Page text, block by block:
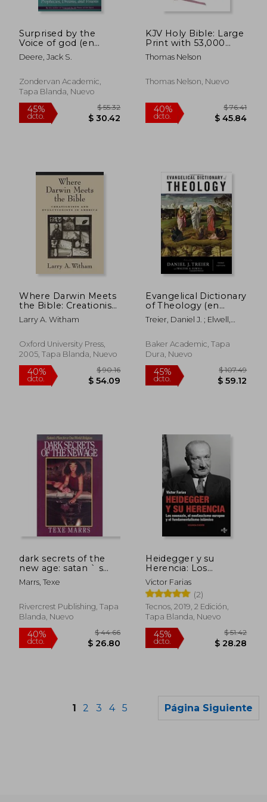
40%
dcto.
45%
dcto.
$ 203.60
Surprised by the
Voice of god (en
Inglés)
Deere, Jack S.
Zondervan Academic,
Tapa Blanda, Nuevo
KJV Holy Bible: Large
Print with 53,000
Center-Column Cross
References, Pink
Letter, Comfort Print:
Thomas Nelson
Thomas Nelson, Nuevo
Where Darwin Meets
the Bible: Creationists
and Evolutionists in
America (en Inglés)
Larry A. Witham
Oxford University Press,
2005, Tapa Blanda, Nuevo
Evangelical Dictionary
of Theology (en
Inglés)
Treier, Daniel J. ; Elwell,
Baker Academic, Tapa
Dura, Nuevo
dark secrets of the
new age: satan ` s
plan for a one world
religion (en Inglés)
Marrs, Texe
Rivercrest Publishing, Tapa
Blanda, Nuevo
Heidegger y su
Herencia: Los
Neonazis, el
Neofascismo
Europeo y el
Fundamentalismo
Islamico
Victor Farias
(2)
Tecnos, 2019, 2 Edición,
Tapa Blanda, Nuevo
1 2 3 4 5 Página Siguiente